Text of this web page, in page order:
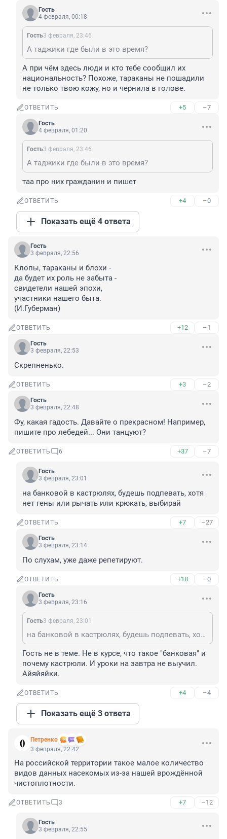
Гость
4 февраля, 00:18
Гость3 февраля, 23:46
А таджики где были в это время?
А при чём здесь люди и кто тебе сообщил их
национальность? Похоже, тараканы не пошадили
не только твою кожу, но и чернила в голове.
ОТВЕТИТЬ +5 –7
Гость
4 февраля, 01:20
Гость3 февраля, 23:46
А таджики где были в это время?
таа про них гражданин и пишет
ОТВЕТИТЬ +4 –0
Показать ещё 4 ответа
Гость
3 февраля, 22:56
Клопы, тараканы и блохи -
да будет их роль не забыта -
свидетели нашей эпохи,
участники нашего быта.
(И.Губерман)
ОТВЕТИТЬ +12 –1
Гость
3 февраля, 22:53
Скрепненько.
ОТВЕТИТЬ +3 –2
Гость
3 февраля, 22:48
Фу, какая гадость. Давайте о прекрасном! Например,
пишите про лебедей... Они танцуют?
ОТВЕТИТЬ 6 +37 –7
Гость
3 февраля, 23:01
на банковой в кастрюлях, будешь подпевать, хотя
нет гены или рычать или крюкать, выбирай
ОТВЕТИТЬ +7 –27
Гость
3 февраля, 23:14
По слухам, уже даже репетируют.
ОТВЕТИТЬ +18 –0
Гость
3 февраля, 23:16
Гость3 февраля, 23:01
на банковой в кастрюлях, будешь подпевать, хотя нет гены или рычать или крюкать, выбирай
Гость не в теме. Не в курсе, что такое "банковая" и
почему кастрюли. И уроки на завтра не выучил.
Айяйяйки.
ОТВЕТИТЬ +4 –4
Показать ещё 3 ответа
Петренко
3 февраля, 22:42
На российской территории такое малое количество
видов данных насекомых из-за нашей врождённой
чистоплотности.
ОТВЕТИТЬ 3 +7 –12
Гость
3 февраля, 22:55